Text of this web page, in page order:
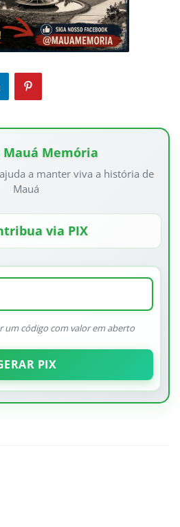
Mauá Memória
a manter viva a história de
Mauá
via PIX
um código com valor em aberto
PIX